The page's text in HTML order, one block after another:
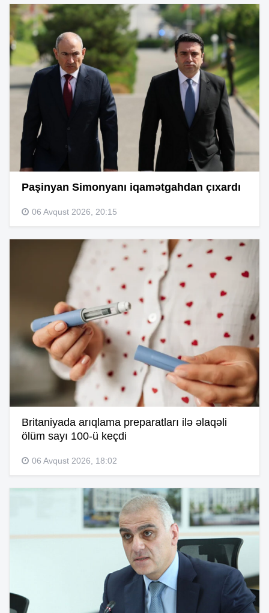
Paşinyan Simonyanı iqamətgahdan çıxardı
06 Avqust 2026, 20:15
Britaniyada arıqlama preparatları ilə əlaqəli
ölüm sayı 100-ü keçdi
06 Avqust 2026, 18:02